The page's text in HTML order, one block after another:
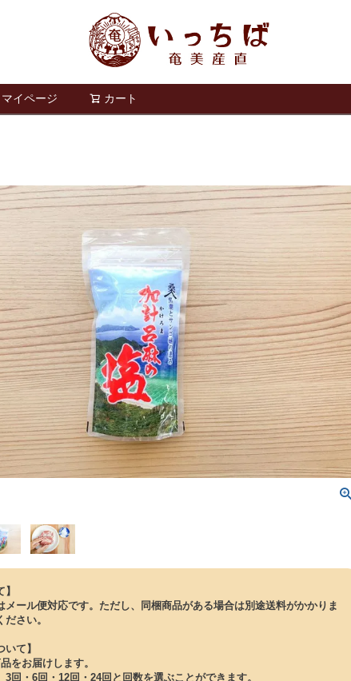
マイページ カート
メール便対応です。ただし、同梱商品がある場合は別途送料がかかりま
さい。
て】
をお届けします。
3回・6回・12回・24回と回数を選ぶことができます。